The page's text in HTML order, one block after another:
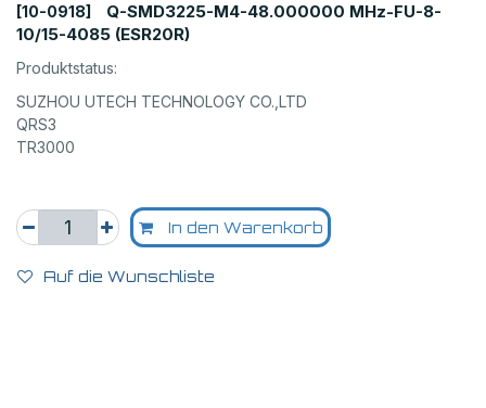
[10-0918]
Q-SMD3225-M4-48.000000 MHz-FU-8-
10/15-4085 (ESR20R)
Produktstatus:
SUZHOU UTECH TECHNOLOGY CO.,LTD
QRS3
TR3000
In den Warenkorb
Auf die Wunschliste